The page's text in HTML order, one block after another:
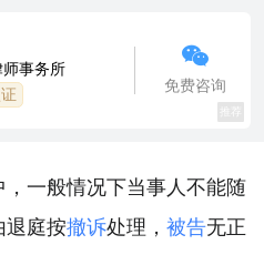
事务所
免费咨询
，一般情况下当事人不能随
退庭按撤诉处理， 被告无正